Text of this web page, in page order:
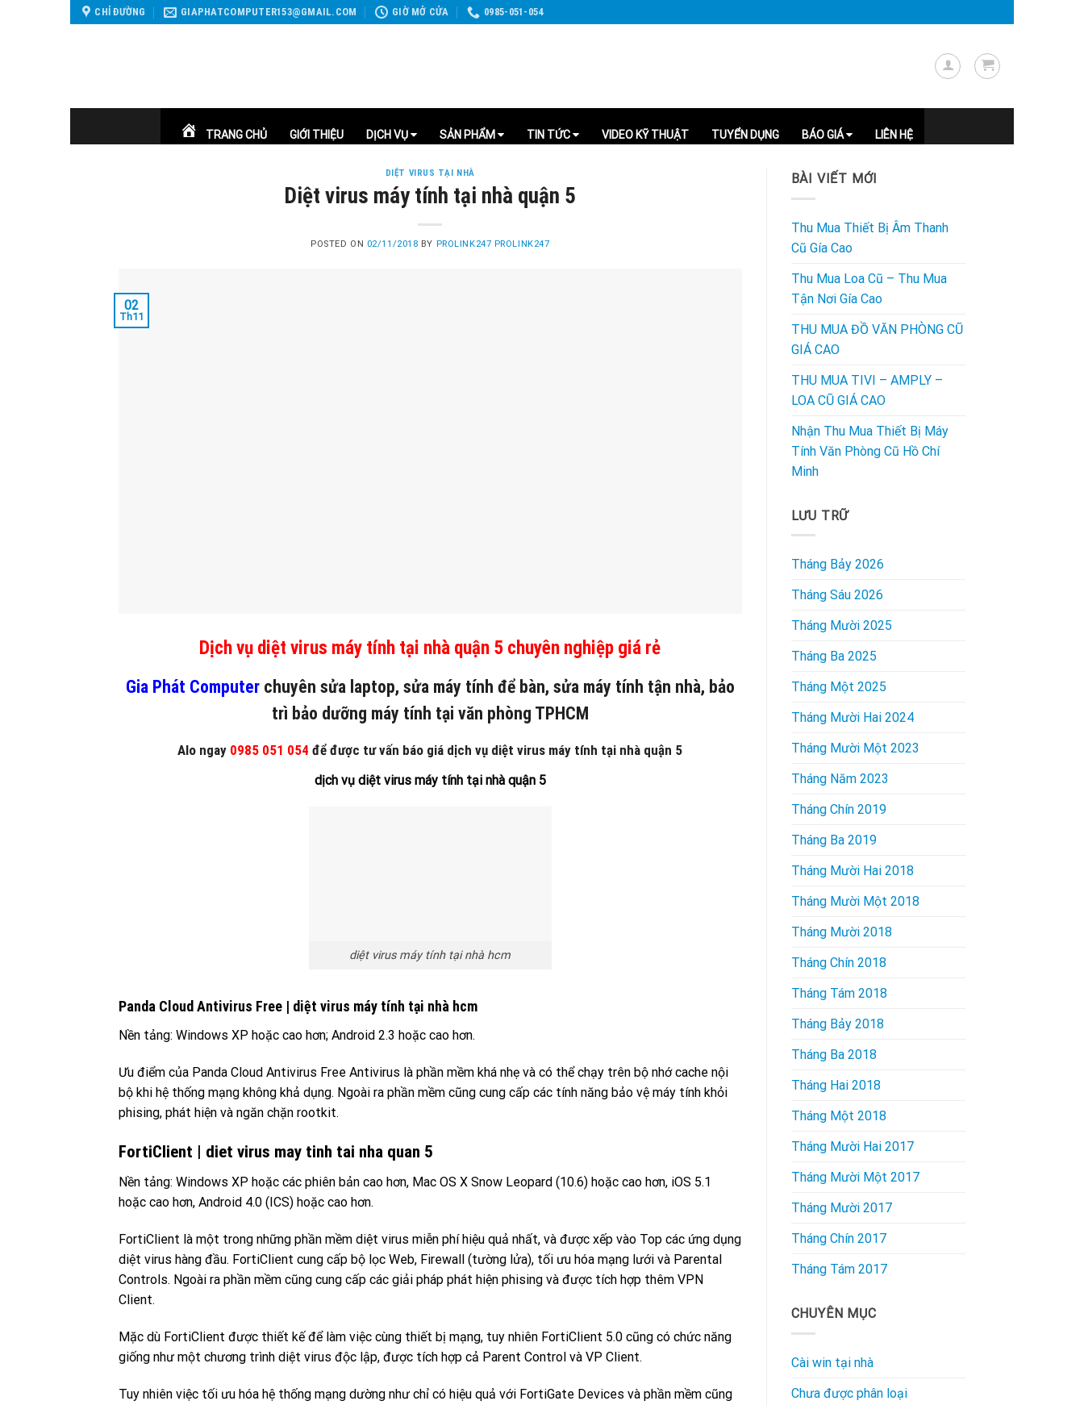
Skip
to
CHỈ ĐƯỜNG GIAPHATCOMPUTER153@GMAIL.COM GIỜ MỞ CỬA 0985-051-054
TRANG CHỦ GIỚI THIỆU DỊCH VỤ SẢN PHẨM TIN TỨC VIDEO KỸ THUẬT TUYỂN DỤNG BÁO GIÁ LIÊN HỆ
DIỆT VIRUS TẠI NHÀ
Diệt virus máy tính tại nhà quận 5
POSTED ON 02/11/2018 BY PROLINK247 PROLINK247
02
Th11
Dịch vụ diệt virus máy tính tại nhà quận 5 chuyên nghiệp giá rẻ
Gia Phát Computerchuyên sửa laptop, sửa máy tính để bàn, sửa máy tính tận nhà, bảo
trì bảo dưỡng máy tính tại văn phòng TPHCM
Alo ngay 0985 051 054 để được tư vấn báo giá dịch vụ diệt virus máy tính tại nhà quận 5
dịch vụ diệt virus máy tính tại nhà quận 5
diệt virus máy tính tại nhà hcm
Panda Cloud Antivirus Free | diệt virus máy tính tại nhà hcm
Nền tảng: Windows XP hoặc cao hơn; Android 2.3 hoặc cao hơn.
Ưu điểm của Panda Cloud Antivirus Free Antivirus là phần mềm khá nhẹ và có thể chạy trên bộ nhớ cache nội
bộ khi hệ thống mạng không khả dụng. Ngoài ra phần mềm cũng cung cấp các tính năng bảo vệ máy tính khỏi
phising, phát hiện và ngăn chặn rootkit.
FortiClient | diet virus may tinh tai nha quan 5
Nền tảng: Windows XP hoặc các phiên bản cao hơn, Mac OS X Snow Leopard (10.6) hoặc cao hơn, iOS 5.1
hoặc cao hơn, Android 4.0 (ICS) hoặc cao hơn.
FortiClient là một trong những phần mềm diệt virus miễn phí hiệu quả nhất, và được xếp vào Top các ứng dụng
diệt virus hàng đầu. FortiClient cung cấp bộ lọc Web, Firewall (tường lửa), tối ưu hóa mạng lưới và Parental
Controls. Ngoài ra phần mềm cũng cung cấp các giải pháp phát hiện phising và được tích hợp thêm VPN
Client.
Mặc dù FortiClient được thiết kế để làm việc cùng thiết bị mạng, tuy nhiên FortiClient 5.0 cũng có chức năng
giống như một chương trình diệt virus độc lập, được tích hợp cả Parent Control và VP Client.
Tuy nhiên việc tối ưu hóa hệ thống mạng dường như chỉ có hiệu quả với FortiGate Devices và phần mềm cũng
BÀI VIẾT MỚI
Thu Mua Thiết Bị Âm Thanh
Cũ Gía Cao
Thu Mua Loa Cũ – Thu Mua
Tận Nơi Gía Cao
THU MUA ĐỒ VĂN PHÒNG CŨ
GIÁ CAO
THU MUA TIVI – AMPLY –
LOA CŨ GIÁ CAO
Nhận Thu Mua Thiết Bị Máy
Tính Văn Phòng Cũ Hồ Chí
Minh
LƯU TRỮ
Tháng Bảy 2026
Tháng Sáu 2026
Tháng Mười 2025
Tháng Ba 2025
Tháng Một 2025
Tháng Mười Hai 2024
Tháng Mười Một 2023
Tháng Năm 2023
Tháng Chín 2019
Tháng Ba 2019
Tháng Mười Hai 2018
Tháng Mười Một 2018
Tháng Mười 2018
Tháng Chín 2018
Tháng Tám 2018
Tháng Bảy 2018
Tháng Ba 2018
Tháng Hai 2018
Tháng Một 2018
Tháng Mười Hai 2017
Tháng Mười Một 2017
Tháng Mười 2017
Tháng Chín 2017
Tháng Tám 2017
CHUYÊN MỤC
Cài win tại nhà
Chưa được phân loại